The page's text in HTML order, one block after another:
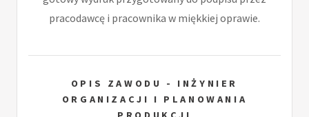
pracodawcę i pracownika w miękkiej oprawie.
OPIS ZAWODU - INŻYNIER
ORGANIZACJI I PLANOWANIA